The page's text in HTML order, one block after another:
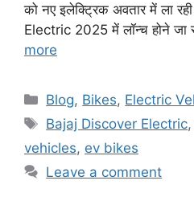
को नए इलेक्ट्रिक अवतार में ला
Electric 2025 में लॉन्च होने जा
more
Categories
Blog, Bikes, Electric
Tags
Bajaj Discover Electric,
vehicles, ev bikes
Leave a comment